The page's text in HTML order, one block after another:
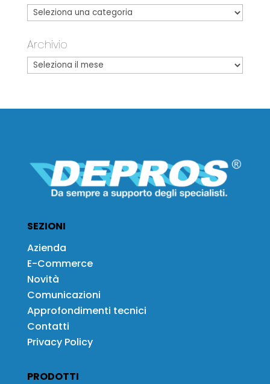
Archivio
SEZIONI
Azienda
E-Commerce
Novità
Comunicazioni
Approfondimenti tecnici
Contatti
Privacy Policy
PRODOTTI